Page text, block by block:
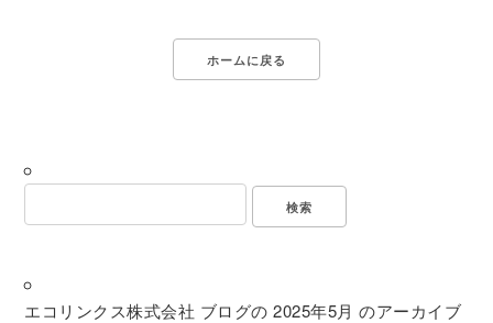
ホームに戻る
索:
エコリンクス株式会社 ブログの 2025年5月 のアーカイブ